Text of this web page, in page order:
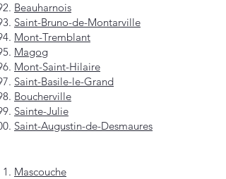
Beauharnois
Saint-Bruno-de-Montarville
Mont-Tremblant
Magog
Mont-Saint-Hilaire
Saint-Basile-le-Grand
Boucherville
Sainte-Julie
Saint-Augustin-de-Desmaures
Mascouche